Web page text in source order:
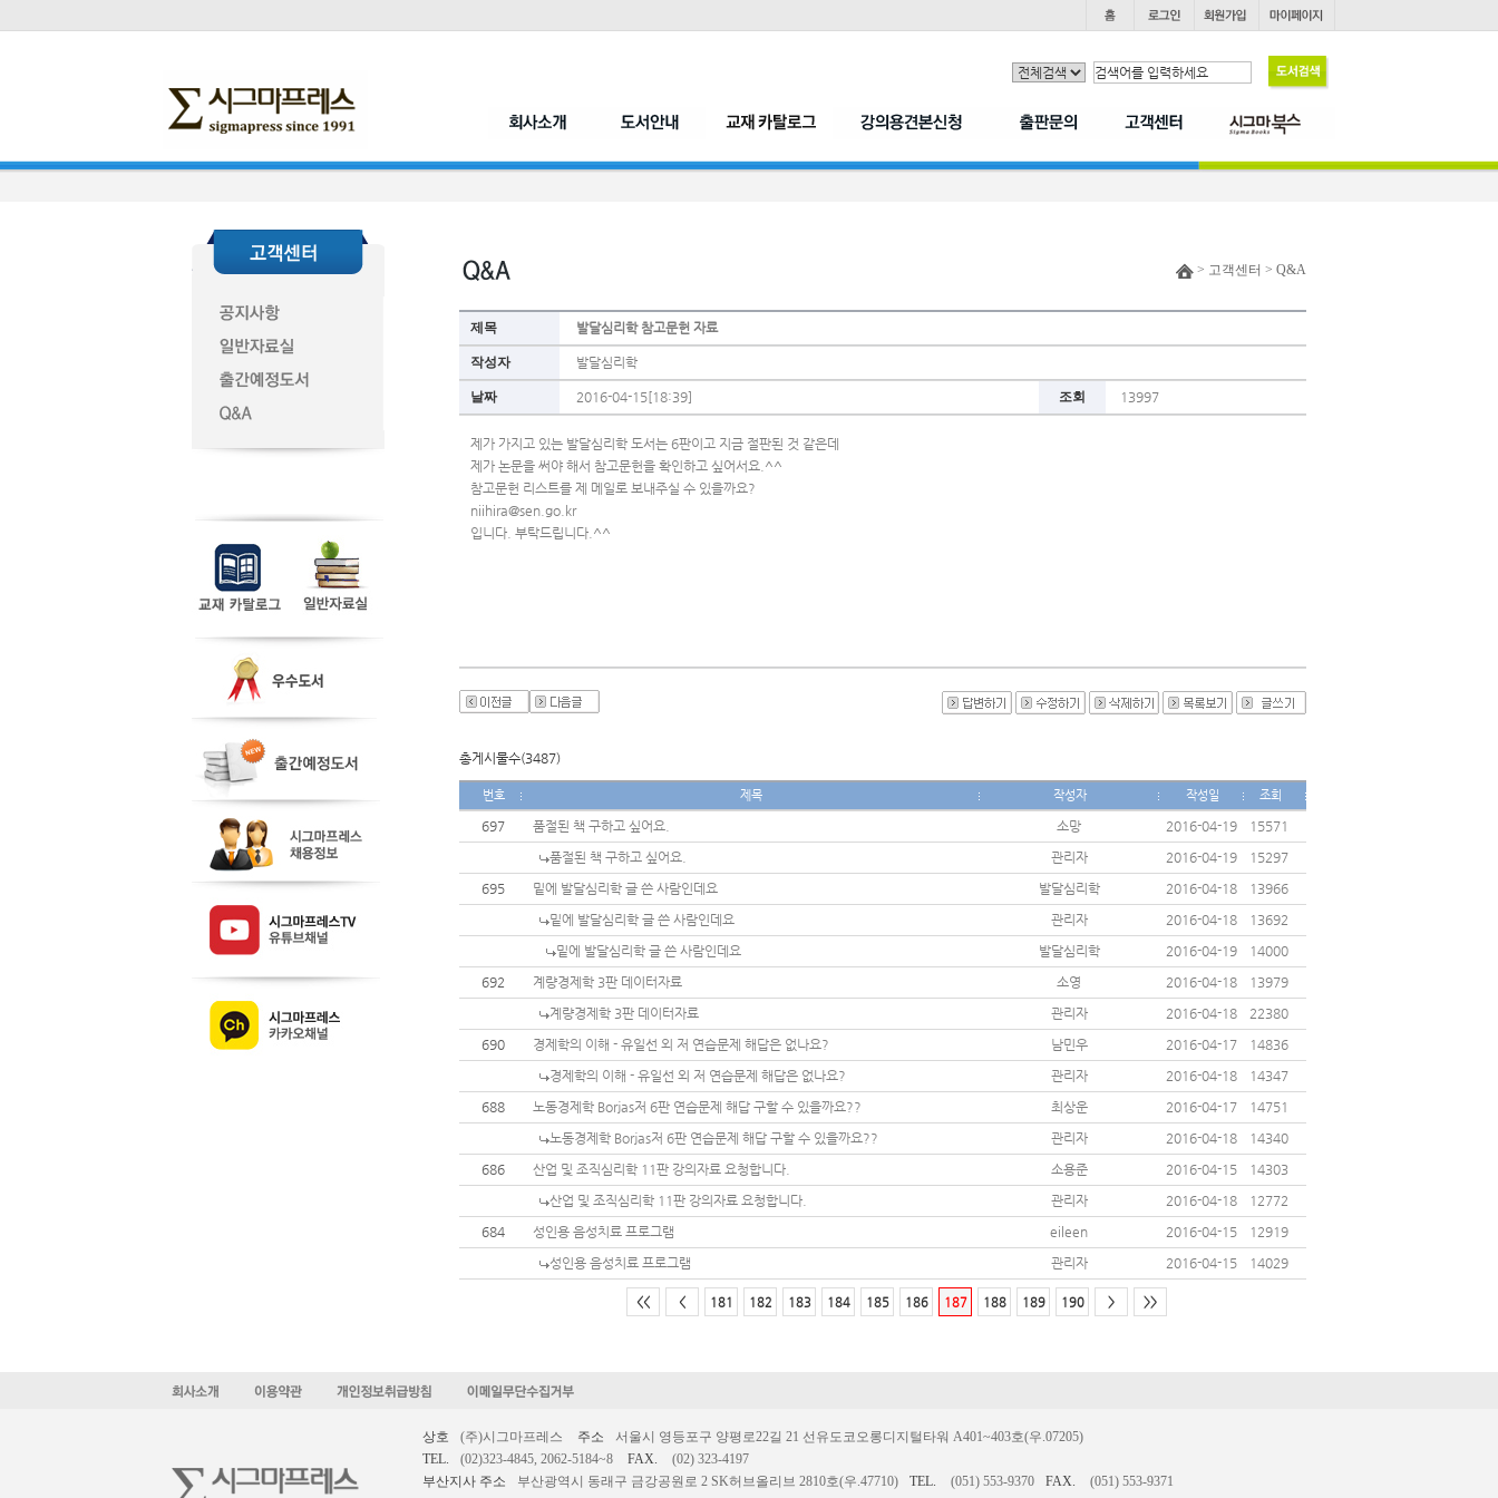
> 고객센터 > Q&A
제목 발달심리학 참고문헌 자료
작성자 발달심리학
날짜 2016-04-15[18:39] 조회 13997
제가 가지고 있는 발달심리학 도서는 6판이고 지금 절판된 것 같은데
제가 논문을 써야 해서 참고문헌을 확인하고 싶어서요.^^
참고문헌 리스트를 제 메일로 보내주실 수 있을까요?
niihira@sen.go.kr
입니다. 부탁드립니다.^^
총게시물수(3487)
번호 제목 작성자 작성일 조회
697 품절된 책 구하고 싶어요. 소망 2016-04-19
15571
품절된 책 구하고 싶어요.
관리자 2016-04-19
15297
695
밑에 발달심리학 글 쓴 사람인데요 발달심리학 2016-04-18
13966
밑에 발달심리학 글 쓴 사람인데요
관리자 2016-04-18
13692
밑에 발달심리학 글 쓴 사람인데요
발달심리학 2016-04-19
14000
692
계량경제학 3판 데이터자료 소영 2016-04-18
13979
계량경제학 3판 데이터자료
관리자 2016-04-18
22380
690
경제학의 이해 - 유일선 외 저 연습문제 해답은 없나요? 남민우 2016-04-17
14836
경제학의 이해 - 유일선 외 저 연습문제 해답은 없나요?
관리자 2016-04-18
14347
688
노동경제학 Borjas저 6판 연습문제 해답 구할 수 있을까요?? 최상운 2016-04-17
14751
노동경제학 Borjas저 6판 연습문제 해답 구할 수 있을까요??
관리자 2016-04-18
14340
686
산업 및 조직심리학 11판 강의자료 요청합니다. 소용준 2016-04-15
14303
산업 및 조직심리학 11판 강의자료 요청합니다.
관리자 2016-04-18
12772
684
성인용 음성치료 프로그램 eileen 2016-04-15
12919
성인용 음성치료 프로그램
관리자 2016-04-15 14029
<< < 181 182 183 184 185 186 187 188 189 190 > >>
상호 (주)시그마프레스 주소
서울시 영등포구 양평로22길 21 선유도코오롱디지털타워 A401~403호(우.07205)
TEL.
(02)323-4845, 2062-5184~8 FAX.
(02) 323-4197
부산지사 주소
부산광역시 동래구 금강공원로 2 SK허브올리브 2810호(우.47710) TEL. (051) 553-9370 FAX.
(051) 553-9371